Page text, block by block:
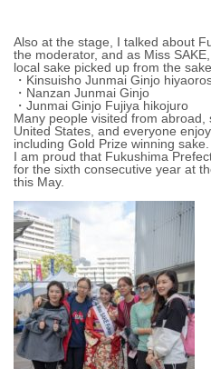
Also at the stage, I talked about
the moderator, and as Miss
local sake picked up from the
・Kinsuisho Junmai Ginjo
・Nanzan Junmai Ginjo
・Junmai Ginjo Fujiya hikojuro
Many people visited from abroad,
United States, and everyone
including Gold Prize winning sake.
I am proud that Fukushima
for the sixth consecutive year at
this May.